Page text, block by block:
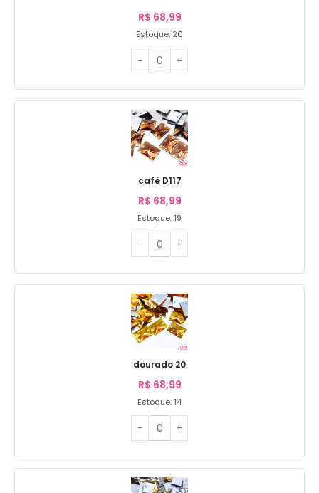
R$ 68,99
Estoque: 20
café D117
R$ 68,99
Estoque: 19
dourado 20
R$ 68,99
Estoque: 14